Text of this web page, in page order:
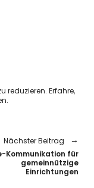
reduzieren.Erfahre,
Nächster Beitrag
Kommunikation für
gemeinnützige
Einrichtungen